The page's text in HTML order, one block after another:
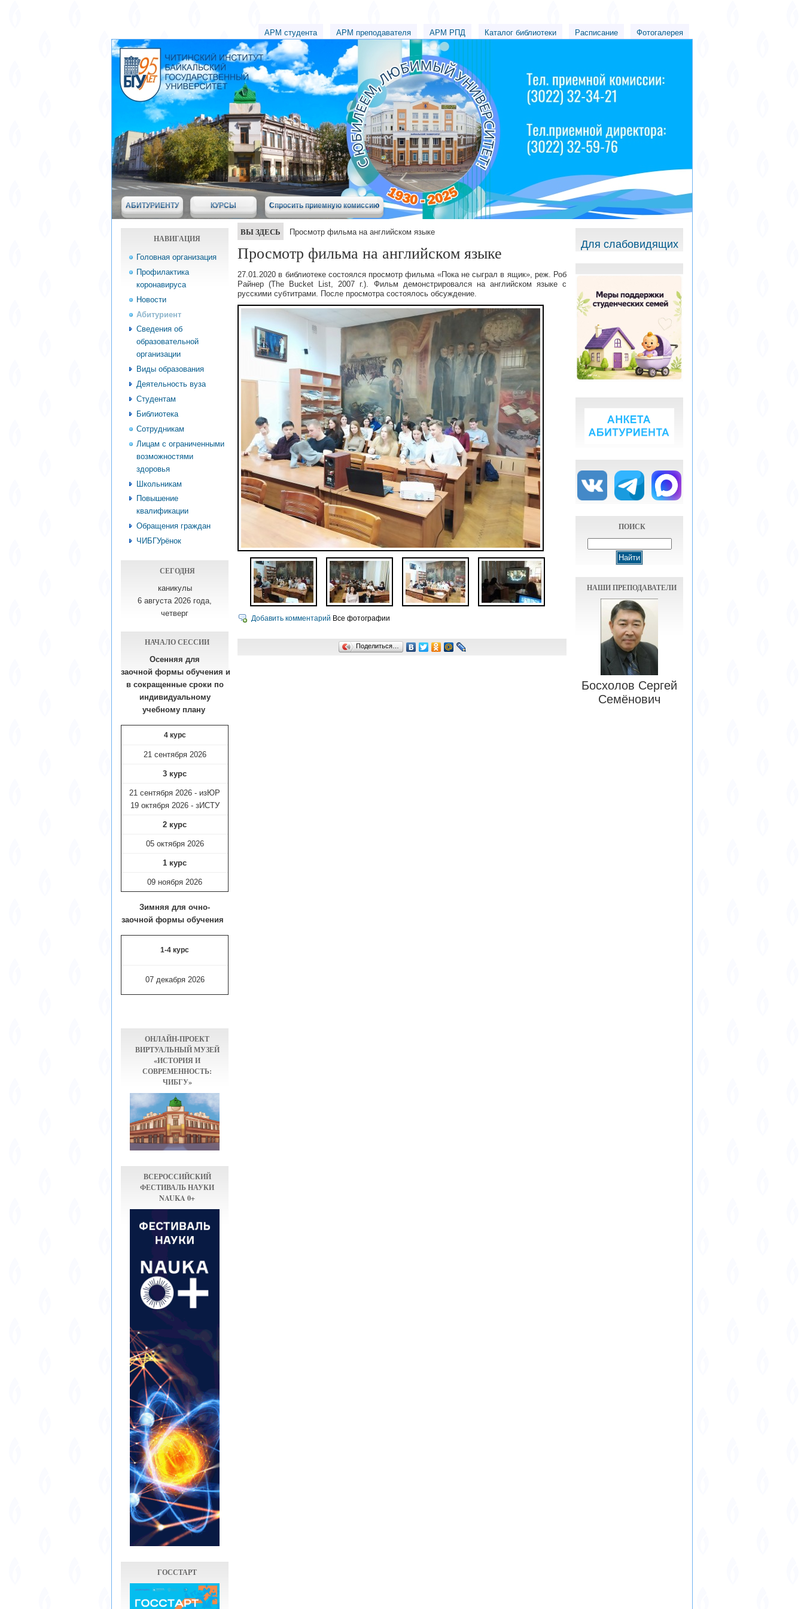
АРМ студента АРМ преподавателя АРМ РПД Каталог библиотеки Расписание Фотогалерея
АБИТУРИЕНТУ КУРСЫ Спросить приемную комиссию
НАВИГАЦИЯ
Головная организация
Профилактика
коронавируса
Новости
Абитуриент
Сведения об
образовательной
организации
Виды образования
Деятельность вуза
Студентам
Библиотека
Сотрудникам
Лицам с ограниченными
возможностями
здоровья
Школьникам
Повышение
квалификации
Обращения граждан
ЧИБГУрёнок
СЕГОДНЯ
каникулы
6 августа 2026 года,
четверг
НАЧАЛО СЕССИИ
Осенняя для
заочной формы обучения и
в сокращенные сроки по
индивидуальному
учебному плану​
4 курс
21 сентября 2026
3 курс
21 сентября 2026 - изЮР
19 октября 2026 - зИСТУ
2 курс
05 октября 2026
1 курс
09 ноября 2026
Зимняя для очно-
заочной формы обучения
1-4 курс
07 декабря 2026
ОНЛАЙН-ПРОЕКТ
ВИРТУАЛЬНЫЙ МУЗЕЙ
«ИСТОРИЯ И
СОВРЕМЕННОСТЬ:
ЧИБГУ»
ВСЕРОССИЙСКИЙ
ФЕСТИВАЛЬ НАУКИ
NAUKA 0+
ГОССТАРТ
ВЫ ЗДЕСЬ Просмотр фильма на английском языке
Просмотр фильма на английском языке
27.01.2020 в библиотеке состоялся просмотр фильма «Пока не сыграл в ящик», реж. Роб
Райнер (The Bucket List, 2007 г.). Фильм демонстрировался на английском языке с
русскими субтитрами. После просмотра состоялось обсуждение.
Добавить комментарий Все фотографии
Поделиться…
Для слабовидящих
ПОИСК
НАШИ ПРЕПОДАВАТЕЛИ
Босхолов Сергей
Семёнович